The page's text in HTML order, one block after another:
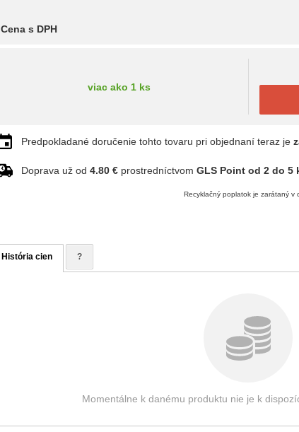
Cena s DPH
viac ako 1 ks
Predpokladané doručenie tohto tovaru pri objednaní teraz je
Doprava už od 4.80 € prostredníctvom GLS Point od 2 do 5
Recyklačný poplatok je zarátaný v
História cien ?
Momentálne k danému produktu nie je k